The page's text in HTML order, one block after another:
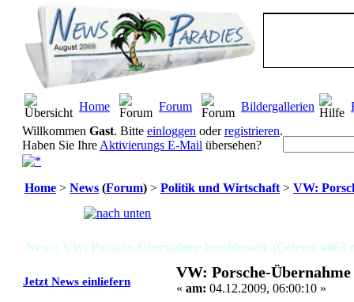
Home Forum Bildergallerien
Willkommen Gast. Bitte einloggen oderregistrieren.
Haben Sie Ihre Aktivierungs E-Mail übersehen?
Home > News (Forum) > Politik und Wirtschaft > VW:
News: VW: Porsche-Übernahme beschlossen (Gelesen 4063
Jetzt News einliefern
VW: Porsche-Übernahme
« am: 04.12.2009, 06:00:10 »